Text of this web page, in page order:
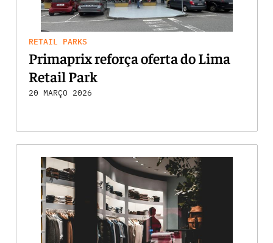
RETAIL PARKS
Primaprix reforça oferta do Lima
Retail Park
20 MARÇO 2026